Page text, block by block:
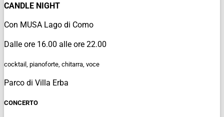
CANDLE NIGHT
Con MUSA Lago di Como
Dalle ore 16.00 alle ore 22.00
cocktail, pianoforte, chitarra, voce
Parco di Villa Erba
CONCERTO